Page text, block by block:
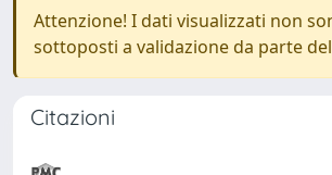
Attenzione! I dati visualizzati non
sottoposti a validazione da parte
Citazioni